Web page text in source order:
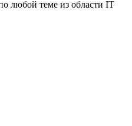
любой теме из области IT